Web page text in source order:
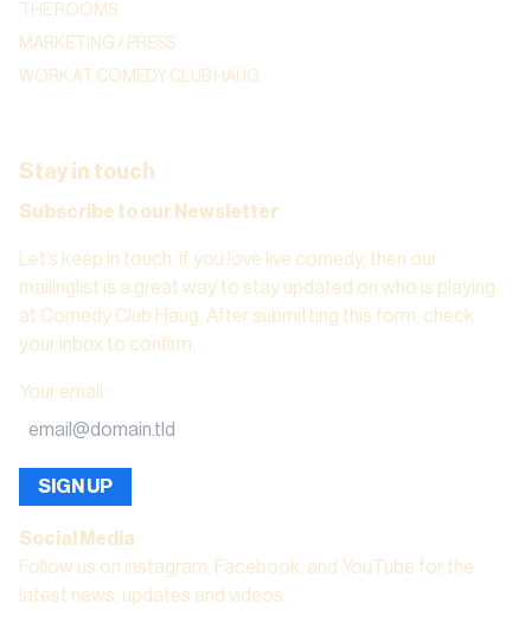
THE ROOMS
MARKETING / PRESS
WORK AT COMEDY CLUB HAUG
Stay in touch
Subscribe to our Newsletter
Let’s keep in touch. If you love live comedy, then our
mailinglist is a great way to stay updated on who is playing
at Comedy Club Haug. After submitting this form, check
your inbox to confirm.
Your email :
SIGN UP
Social Media
Follow us on instagram, Facebook, and YouTube for the
latest news, updates and videos.